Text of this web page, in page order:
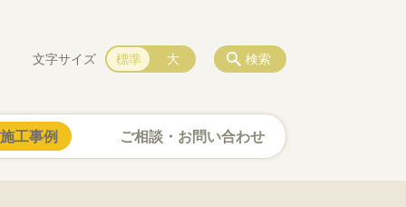
施工事例 ご相談・お問い合わせ
検索
文字サイズ 標準 大